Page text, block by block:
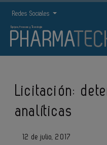
Redes Sociales
Licitación:
analíticas
12 de julio, 2017